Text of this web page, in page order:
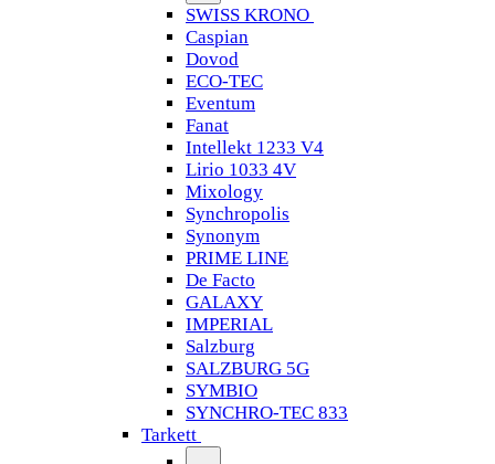
SWISS KRONO
Caspian
Dovod
ECO-TEC
Eventum
Fanat
Intellekt 1233 V4
Lirio 1033 4V
Mixology
Synchropolis
Synonym
PRIME LINE
De Facto
GALAXY
IMPERIAL
Salzburg
SALZBURG 5G
SYMBIO
SYNCHRO-TEC 833
Tarkett